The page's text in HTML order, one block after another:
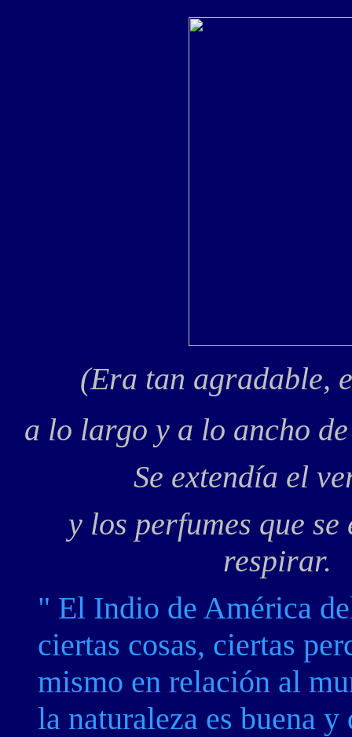
(Era tan agradable,
a lo largo y a lo ancho
Se extendía el
y los perfumes que
respirar.
" El Indio de América
ciertas cosas, ciertas
mismo en relación al
la naturaleza es buena